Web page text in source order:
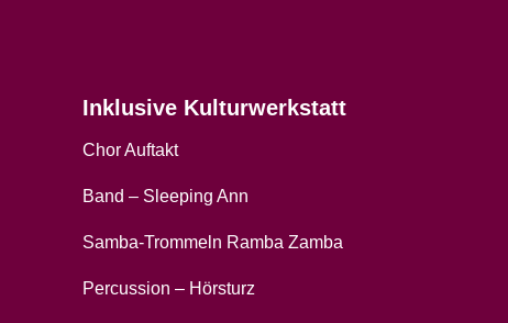
Inklusive Kulturwerkstatt
Chor Auftakt
Band – Sleeping Ann
Samba-Trommeln Ramba Zamba
Percussion – Hörsturz